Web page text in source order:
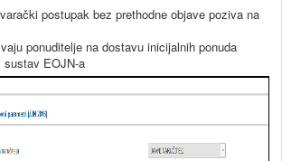
postupak bez prethodne objave poziva na
ponuditelje na dostavu inicijalnih ponuda
EOJN-a